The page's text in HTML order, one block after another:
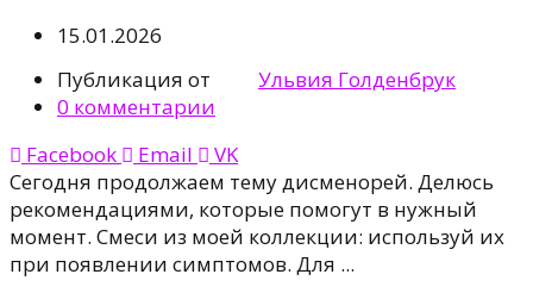
15.01.2026
Публикация от
Ульвия Голденбрук
0 комментарии
Facebook
Email
VK
Сегодня продолжаем тему дисменорей. Делюсь
рекомендациями, которые помогут в нужный
момент. Смеси из моей коллекции: используй их
при появлении симптомов. Для ...